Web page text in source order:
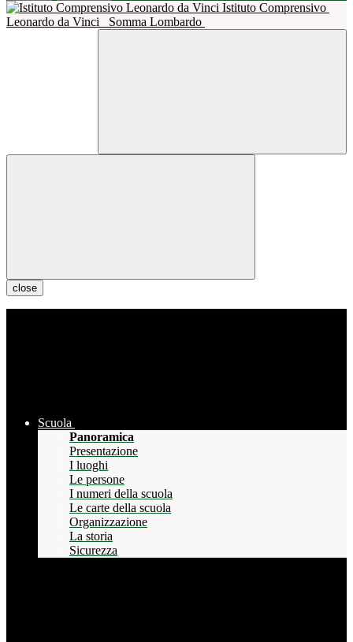
Istituto Comprensivo
Leonardo da Vinci
Somma Lombardo
close
Scuola
Panoramica
Presentazione
I luoghi
Le persone
I numeri della scuola
Le carte della scuola
Organizzazione
La storia
Sicurezza